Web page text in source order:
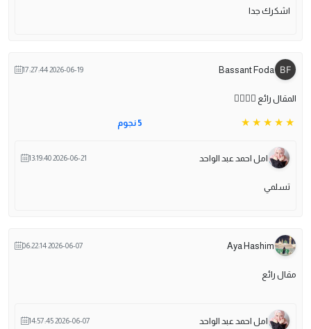
اشكرك جدا
Bassant Foda
2026-06-19 17:27:44
المقال رائع 👍🏻👍🏻
5 نجوم
امل احمد عبد الواحد 2026-06-21 13:19:40
تسلمي
Aya Hashim
2026-06-07 06:22:14
مقال رائع
امل احمد عبد الواحد 2026-06-07 14:57:45